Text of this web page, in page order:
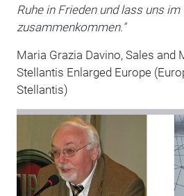
Ruhe in Frieden und lass uns im
zusammenkommen."
Maria Grazia Davino, Sales and
Stellantis Enlarged Europe
Stellantis)